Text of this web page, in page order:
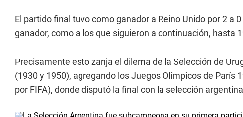
El partido final tuvo como ganador a Reino Unido por 2 a
ganador, como a los que siguieron a continuación, hasta
Precisamente esto zanja el dilema de la Selección de
(1930 y 1950), agregando los Juegos Olímpicos de París
por FIFA), donde disputó la final con la selección